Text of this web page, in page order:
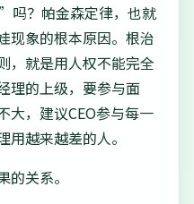
？帕金森定律，也就
现象的根本原因。根治
，就是用人权不能完全
理的上级，要参与面
大，建议CEO参与每一
越来越差的人。
关系。